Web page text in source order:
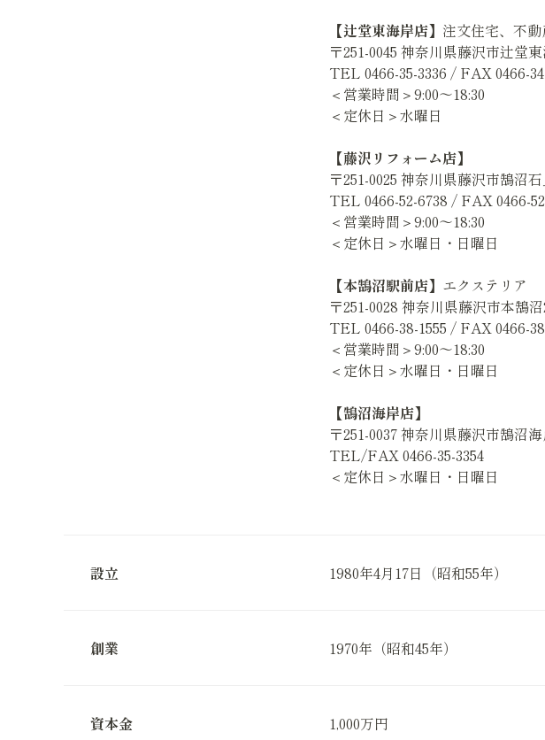
【辻堂東海岸店】 注文住宅、不
〒251-0045 神奈川県藤沢市辻堂
TEL 0466-35-3336 / FAX 0466-
＜営業時間＞9:00～18:30
＜定休日＞水曜日
【藤沢リフォーム店】
〒251-0025 神奈川県藤沢市鵠沼
TEL 0466-52-6738 / FAX 0466-
＜営業時間＞9:00～18:30
＜定休日＞水曜日・日曜日
【本鵠沼駅前店】 エクステリア
〒251-0028 神奈川県藤沢市本鵠
TEL 0466-38-1555 / FAX 0466-
＜営業時間＞9:00～18:30
＜定休日＞水曜日・日曜日
【鵠沼海岸店】
〒251-0037 神奈川県藤沢市鵠沼海
TEL/FAX 0466-35-3354
＜定休日＞水曜日・日曜日
設立 1980年4月17日（昭和55年）
創業 1970年（昭和45年）
資本金 1,000万円